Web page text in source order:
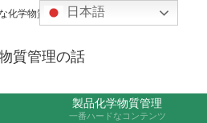
化学物質などの話題を取り上げます
質管理の話
製品化学物質管理
一番ハードなコンテンツ
日本語